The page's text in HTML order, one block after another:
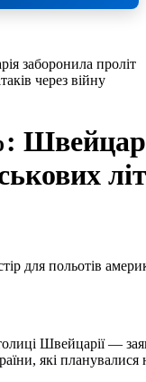
заборонила проліт
через війну
Швейцарії —
які